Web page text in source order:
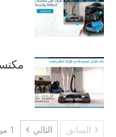
السابق التالي 1 من 278